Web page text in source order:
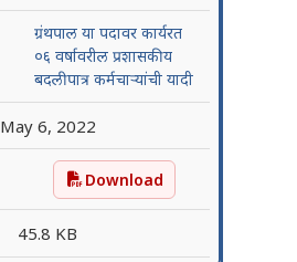
ग्रंथपाल या पदावर कार्यरत
०६ वर्षावरील प्रशासकीय
बदलीपात्र कर्मचाऱ्यांची यादी
May 6, 2022
ग्रंथपाल या पदावर कार्यरत ०६
Download
45.8 KB